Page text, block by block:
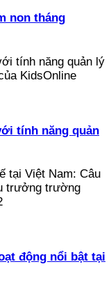
non tháng
tính năng quản
động nổi bật tại